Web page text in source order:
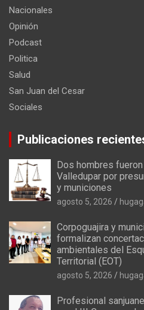
Nacionales
Opinión
Podcast
Politica
Salud
San Juan del Cesar
Sociales
Publicaciones
Dos hombres
Valledupar por
y municiones
agosto 5, 2026
Corpoguajira y
formalizan
ambientales del
Territorial (EOT)
agosto 5, 2026
Profesional